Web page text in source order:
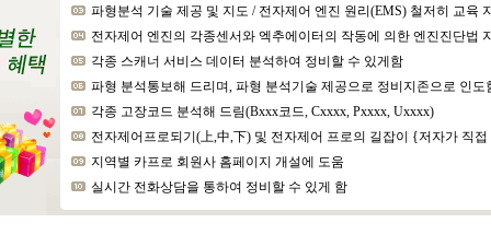
파형분석 기술 제공 및 지도 / 전자제어 엔진 원리(EMS) 철저히 교육
전자제어 엔진의 각종센서와 엑추에이터의 작동에 의한 엔진진단법
각종 스캐너 서비스 데이터 분석하여 정비할 수 있게함
파형 분석통보해 드리며, 파형 분석기술 제공으로 정비지존으로 인도
각종 고장코드 분석해 드림(Bxxx코드, Cxxxx, Pxxxx, Uxxxx)
전자제어프로되기(上,中,下) 및 전자제어 프로의 길잡이 {저자가 직
지역별 카프로 회원사 홈페이지 개설에 도움
실시간 전화상담을 통하여 정비할 수 있게 함